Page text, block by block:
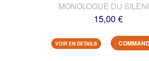
MONOLOGUE DU
15,00 €
VOIR EN DETAILS